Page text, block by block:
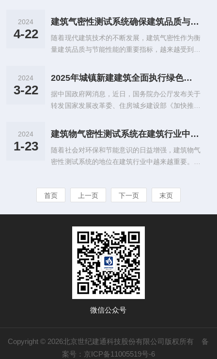
法，能够在复杂的气象环境下依然保持高度的准确
量精度高、使用寿命长等特点。其内部集成了高...
智能日照模拟系统的原理、应用及其对未来领域发
展的重要意义。智能日照模拟系统依托计算机技术
和算法，通过模拟不同时间、不同地点的太阳运动
轨迹，实现对建筑物、城市环境及农田等实体对象
时间、日照角度等关键参数，还能够根据实际需
观的数据支持。在建筑设计领域，发挥着不可替...
2024
4-22
建筑气密性测试系统确保建筑品质与节能
随着现代建筑技术的不断发展，建筑气密性作为衡
量建筑品质与节能性能的重要指标，越来越受到人
性能的重要手段，对于保障建筑品质、提高节能效
果、创造宜居环境具有十分重要的意义。本文将探
讨系统的重要性、应用原理及实际操作等方面。
一、建筑气密性测试系统的重要性建筑气密性是指
力。一个具有良好气密性的建筑，能够有效地减少
隔热性能。同时，良好的气密性还能有效防止室
外...
2024
3-22
2025年城镇新建建筑全面执行绿色建筑标准
据中国政府网消息，近日，国务院办公厅发布关于
转发国家发展改革委、住房城乡建设部《加快推动
知”)。通知提到，到2025年，建筑领域节能降碳制
度体系更加健全，城镇新建建筑全面执行绿色建筑
标准，新建超低能耗、近零能耗建筑面积比2023
年增长0.2亿平方米以上，完成既有建筑节能改造
力消费占比超过55%，城镇建筑可再生能源替代率
达到8%，建筑领域节能降碳取得积极进展。依据
2024
1-23
建筑物气密性测试系统在建筑行业中发挥重要作用
随着社会对环保和节能意识的日益增强，建筑物气
密性测试系统的地位在建筑行业中越来越重要。这
展的未来奠定基础。一、精准的气密性评估建筑物
的空气流动，从而准确地反映出建筑物的气密状
况。这种精确的测量方式，不仅可以提供建筑物的
整体气密性评估，还可以针对特定区域进行详细的
分析，帮助建筑师和工程师找出可能存在的问题...
首页 上一页 下一页 末页
微信公众号
Copyright © 2026北京世纪建通科技股份有限公司版权所有 备
案号：京ICP备11005519号-6